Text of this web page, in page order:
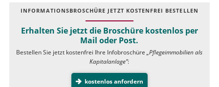
INFOR­MATIONS­BROSCHÜRE JETZT KOSTEN­FREI BESTELLEN
Erhalten Sie jetzt die Broschüre kostenlos per
Mail oder Post.
Bestellen Sie jetzt kostenfrei Ihre Infobroschüre„Pflegeimmobilien als
Kapitalanlage”:
kostenlos anfordern